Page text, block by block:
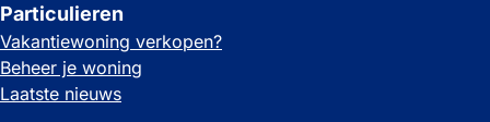
Particulieren
Vakantiewoning verkopen?
Beheer je woning
Laatste nieuws